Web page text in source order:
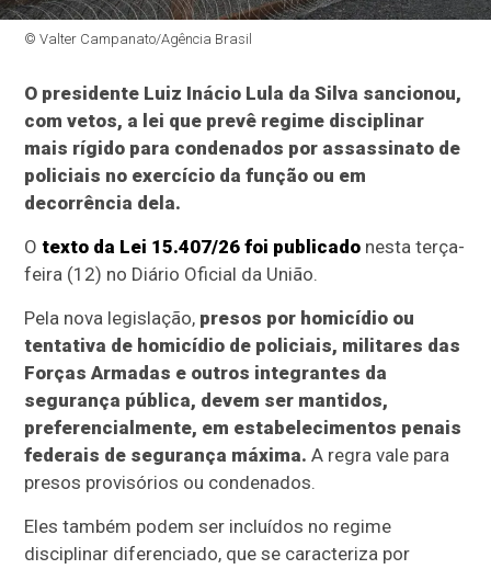
© Valter Campanato/Agência Brasil
O presidente Luiz Inácio Lula da Silva sancionou,
com vetos, a lei que prevê regime disciplinar
mais rígido para condenados por assassinato de
policiais no exercício da função ou em
decorrência dela.
Otexto da Lei 15.407/26 foi publicado nesta terça-
feira (12) no Diário Oficial da União.
Pela nova legislação, presos por homicídio ou
tentativa de homicídio de policiais, militares das
Forças Armadas e outros integrantes da
segurança pública, devem ser mantidos,
preferencialmente, em estabelecimentos penais
federais de segurança máxima. A regra vale para
presos provisórios ou condenados.
Eles também podem ser incluídos no regime
disciplinar diferenciado, que se caracteriza por